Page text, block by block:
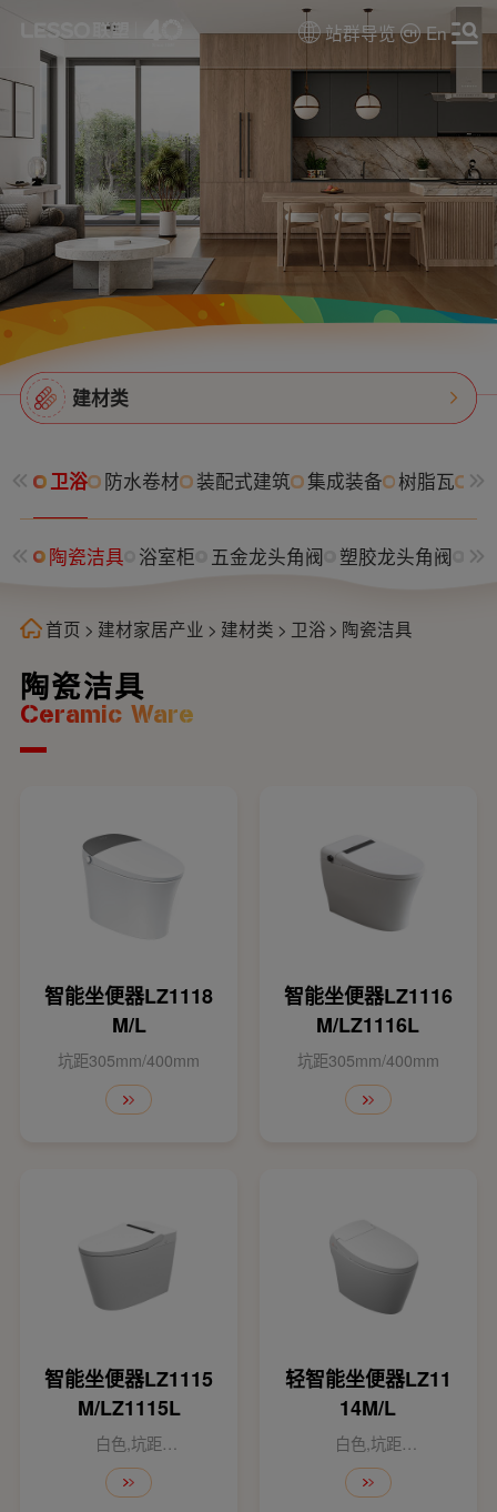
站群导览 En
建材类
卫浴 防水卷材 装配式建筑 集成装备 树脂瓦 消
陶瓷洁具 浴室柜 五金龙头角阀 塑胶龙头角阀 水
陶瓷洁具
Ceramic Ware
首页 > 建材家居产业 > 建材类 > 卫浴 > 陶瓷洁具
智能坐便器LZ1118
M/L
坑距305mm/400mm
智能坐便器LZ1116
M/LZ1116L
坑距305mm/400mm
智能坐便器LZ1115
M/LZ1115L
白色,坑距
305mm/400mm
轻智能坐便器LZ11
14M/L
白色,坑距
300mm/400mm